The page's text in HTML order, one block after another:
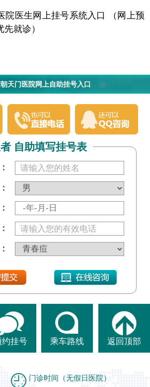
医生网上挂号系统入口 （网上预
就诊）
天门医院网上自助挂号入口
自助填写挂号表
约挂号 乘车路线 返回顶部
门诊时间（无假日医院）